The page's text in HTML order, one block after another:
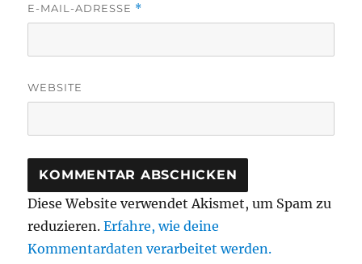
E-MAIL-ADRESSE *
WEBSITE
Diese Website verwendet Akismet, um Spam zu
reduzieren.Erfahre, wie deine
Kommentardaten verarbeitet werden.